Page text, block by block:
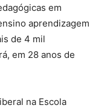
em
aprendizagem
de 4 mil
em 28 anos de
na Escola